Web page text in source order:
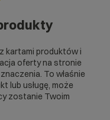
kartami produktów i
oferty na stronie
To właśnie
lub usługę, może
zostanie Twoim